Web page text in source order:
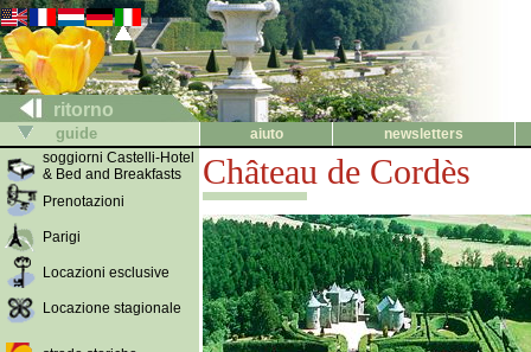
ritorno
guide aiuto
newsletters
soggiorni Castelli-Hotel
& Bed and Breakfasts
Prenotazioni
Parigi
Locazioni esclusive
Locazione stagionale
Château de Cordès